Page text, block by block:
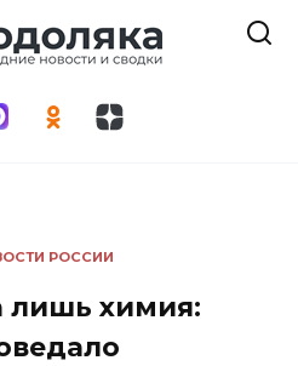
РОССИИ
лишь химия: